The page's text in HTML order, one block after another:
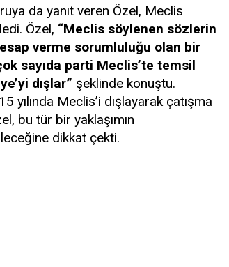
da yanıt veren Özel, Meclis
Özel, “Meclis söylenen sözlerin
verme sorumluluğu olan bir
sayıda parti Meclis’te temsil
dışlar” şeklinde konuştu.
yılında Meclis’i dışlayarak çatışma
bu tür bir yaklaşımın
dikkat çekti.